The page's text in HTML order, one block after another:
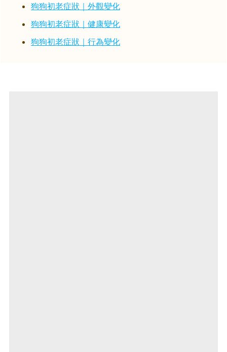
狗狗初老症狀｜外觀變化
狗狗初老症狀｜健康變化
狗狗初老症狀｜行為變化